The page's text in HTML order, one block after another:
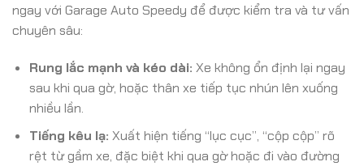
ngay với Garage Auto Speedy để được kiểm tra và tư vấn
chuyên sâu:
Rung lắc mạnh và kéo dài: Xe không ổn định lại ngay
sau khi qua gờ, hoặc thân xe tiếp tục nhún lên xuống
nhiều lần.
Tiếng kêu lạ: Xuất hiện tiếng “lục cục”, “cộp cộp” rõ
rệt từ gầm xe, đặc biệt khi qua gờ hoặc đi vào đường